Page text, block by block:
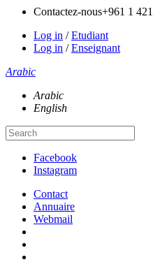
Contactez-nous+961 1
Log in /Etudiant
Log in /Enseignant
Arabic
Arabic
English
Facebook
Instagram
Contact
Annuaire
Webmail